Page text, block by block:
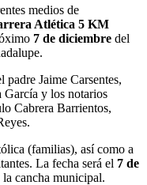
medios de
Atlética 5 KM
7 de diciembre del
Jaime Carsentes,
García y los notarios
Cabrera Barrientos,
(familias), así como a
La fecha será el 7 de
la cancha municipal.